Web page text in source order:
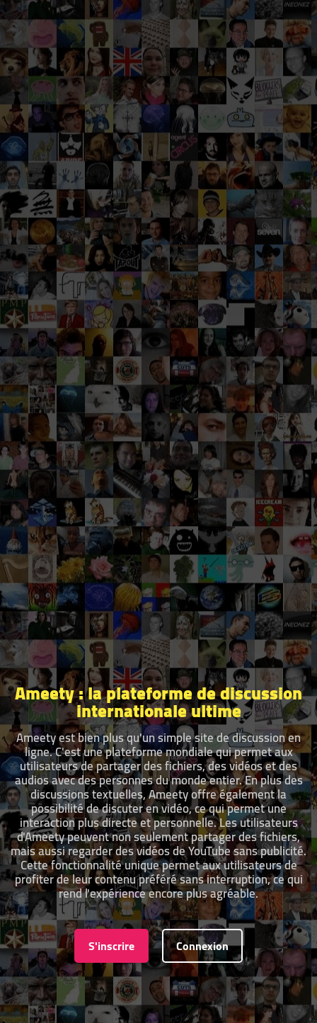
Ameety : la plateforme de discussion
internationale ultime
Ameety est bien plus qu'un simple site de discussion en
ligne. C'est une plateforme mondiale qui permet aux
utilisateurs de partager des fichiers, des vidéos et des
audios avec des personnes du monde entier. En plus des
discussions textuelles, Ameety offre également la
possibilité de discuter en vidéo, ce qui permet une
interaction plus directe et personnelle. Les utilisateurs
d'Ameety peuvent non seulement partager des fichiers,
mais aussi regarder des vidéos de YouTube sans publicité.
Cette fonctionnalité unique permet aux utilisateurs de
profiter de leur contenu préféré sans interruption, ce qui
rend l'expérience encore plus agréable.
S'inscrire Connexion